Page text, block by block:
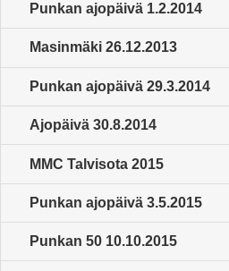
Punkan ajopäivä 1.2.2014
Masinmäki 26.12.2013
Punkan ajopäivä 29.3.2014
Ajopäivä 30.8.2014
MMC Talvisota 2015
Punkan ajopäivä 3.5.2015
Punkan 50 10.10.2015